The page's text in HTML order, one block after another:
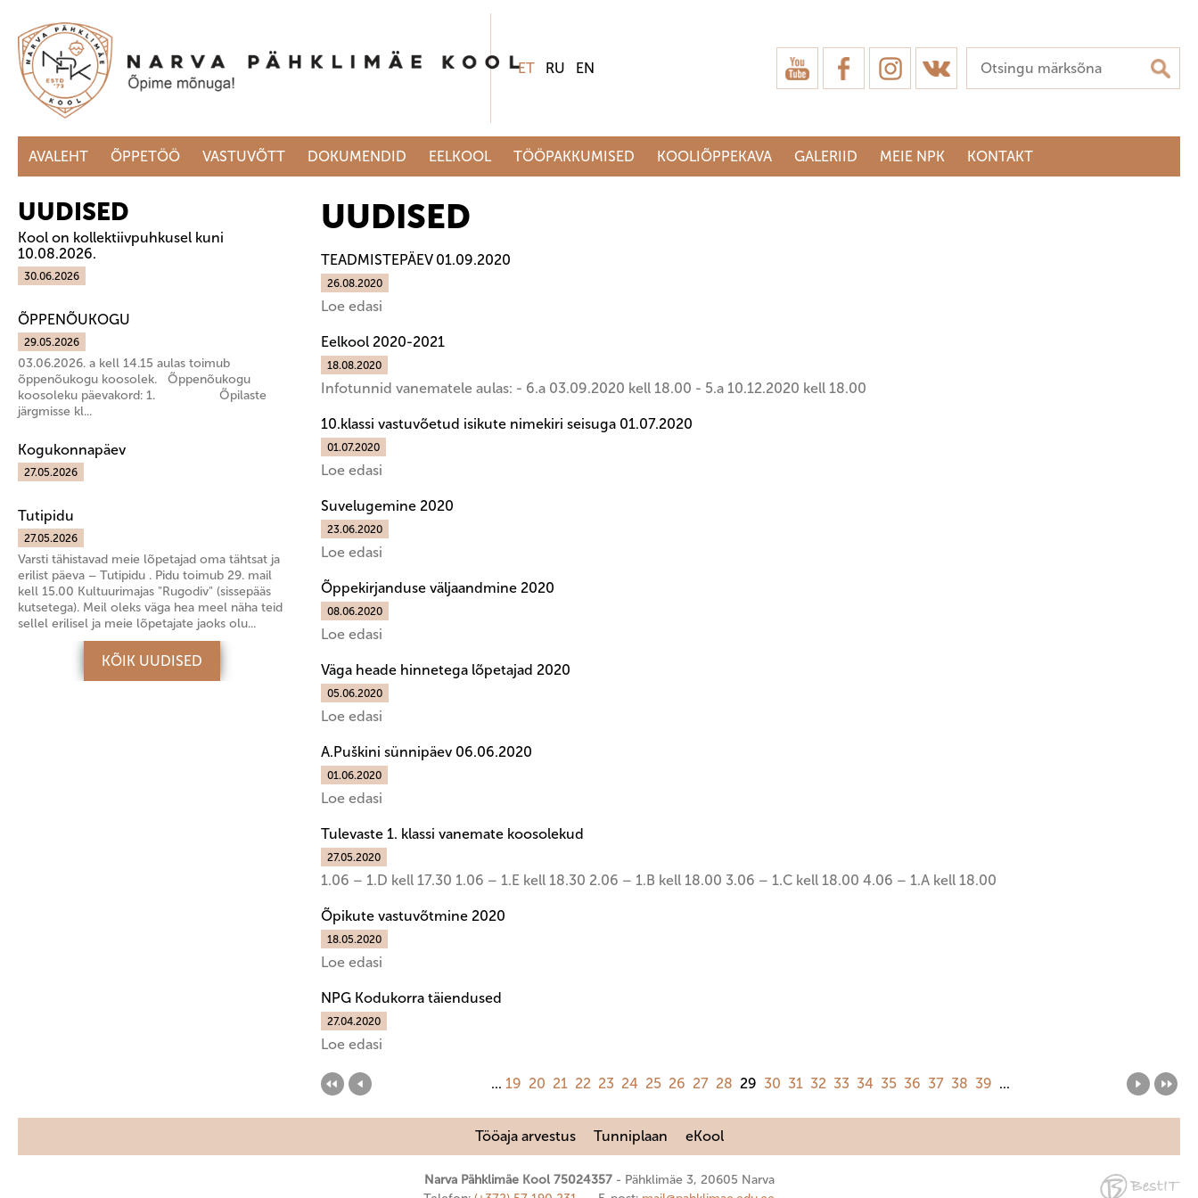
ET RU EN
AVALEHT ÕPPETÖÖ VASTUVÕTT DOKUMENDID EELKOOL TÖÖPAKKUMISED KOOLIÕPPEKAVA GALERIID MEIE NPK KONTAKT
UUDISED
Kool on kollektiivpuhkusel kuni
10.08.2026.
30.06.2026
ÕPPENÕUKOGU
29.05.2026
03.06.2026. a kell 14.15 aulas toimub
õppenõukogu koosolek. Õppenõukogu
koosoleku päevakord: 1. Õpilaste
järgmisse kl...
Kogukonnapäev
27.05.2026
Tutipidu
27.05.2026
Varsti tähistavad meie lõpetajad oma tähtsat ja
erilist päeva – Tutipidu . Pidu toimub 29. mail
kell 15.00 Kultuurimajas "Rugodiv" (sissepääs
kutsetega). Meil oleks väga hea meel näha teid
sellel erilisel ja meie lõpetajate jaoks olu...
KÕIK UUDISED
UUDISED
TEADMISTEPÄEV 01.09.2020
26.08.2020
Loe edasi
Eelkool 2020-2021
18.08.2020
Infotunnid vanematele aulas: - 6.a 03.09.2020 kell 18.00 - 5.a 10.12.2020 kell 18.00
10.klassi vastuvõetud isikute nimekiri seisuga 01.07.2020
01.07.2020
Loe edasi
Suvelugemine 2020
23.06.2020
Loe edasi
Õppekirjanduse väljaandmine 2020
08.06.2020
Loe edasi
Väga heade hinnetega lõpetajad 2020
05.06.2020
Loe edasi
A.Puškini sünnipäev 06.06.2020
01.06.2020
Loe edasi
Tulevaste 1. klassi vanemate koosolekud
27.05.2020
1.06 – 1.D kell 17.30 1.06 – 1.E kell 18.30 2.06 – 1.B kell 18.00 3.06 – 1.C kell 18.00 4.06 – 1.A kell 18.00
Õpikute vastuvõtmine 2020
18.05.2020
Loe edasi
NPG Kodukorra täiendused
27.04.2020
Loe edasi
... 19 20 21 22 23 24 25 26 27 28 29 30 31 32 33 34 35 36 37 38 39 ...
Tööaja arvestus Tunniplaan eKool
Narva Pähklimäe Kool 75024357
Pähklimäe 3, 20605 Narva